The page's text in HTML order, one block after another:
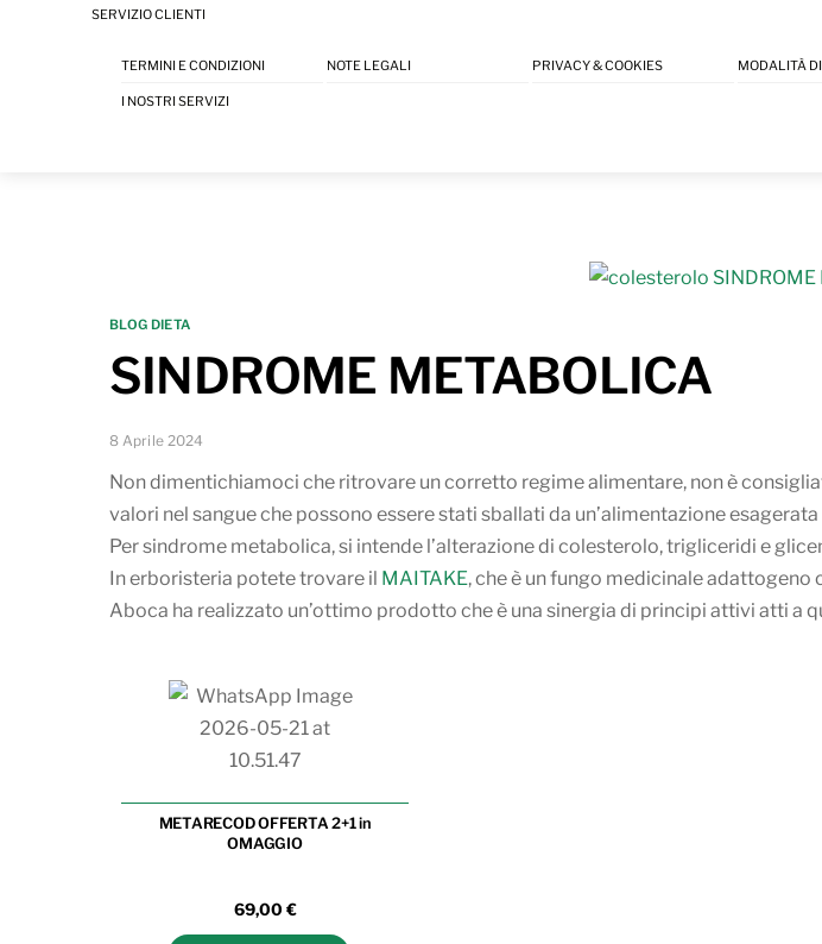
SERVIZIO CLIENTI
TERMINI E CONDIZIONI NOTE LEGALI PRIVACY & COOKIES MODALITÀ
I NOSTRI SERVIZI
BLOG DIETA
SINDROME METABOLICA
8 Aprile 2024
Non dimentichiamoci che ritrovare un corretto regime alimentare, non è
valori nel sangue che possono essere stati sballati da un’alimentazione
Per sindrome metabolica, si intende l’alterazione di colesterolo, trigliceridi e
In erboristeria potete trovare il MAITAKE, che è un fungo medicinale
Aboca ha realizzato un’ottimo prodotto che è una sinergia di principi attivi atti a
METARECOD OFFERTA 2+1 in
OMAGGIO
69,00 €